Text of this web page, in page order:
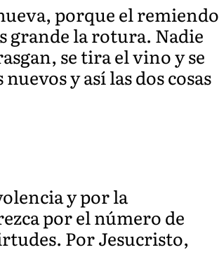
porque el remiendo
grande la rotura. Nadie
se tira el vino y se
y así las dos cosas
y por la
por el número de
Por Jesucristo,